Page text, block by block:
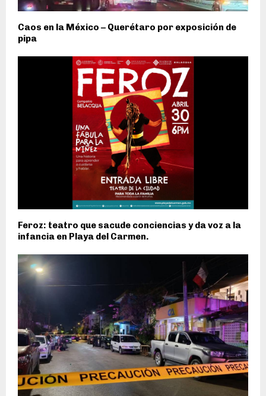
Caos en la México – Querétaro por exposición de
pipa
Feroz: teatro que sacude conciencias y da voz a la
infancia en Playa del Carmen.